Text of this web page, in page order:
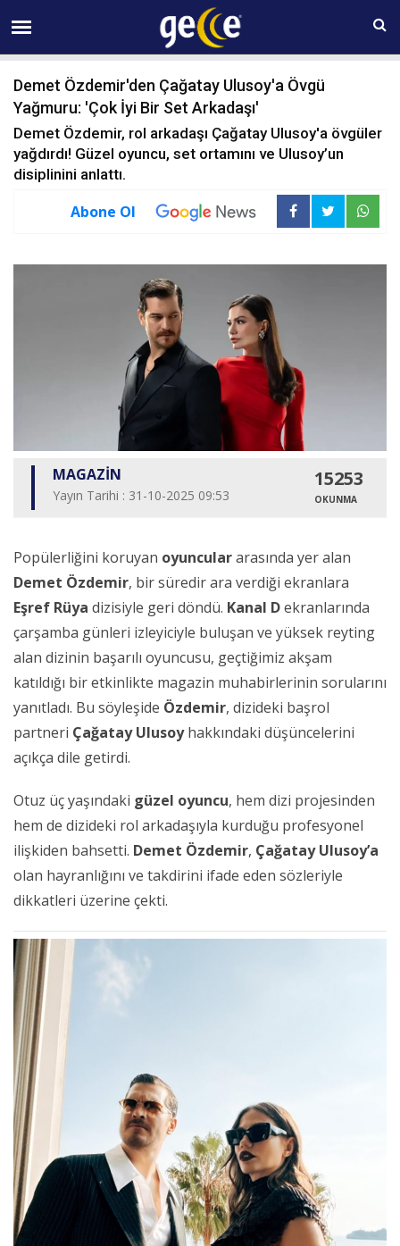
07 AĞUSTOS Cuma 08:45
Demet Özdemir'den Çağatay Ulusoy'a Övgü
Yağmuru: 'Çok İyi Bir Set Arkadaşı'
Demet Özdemir, rol arkadaşı Çağatay Ulusoy'a övgüler
yağdırdı! Güzel oyuncu, set ortamını ve Ulusoy’un
disiplinini anlattı.
Abone Ol
MAGAZİN
Yayın Tarihi : 31-10-2025 09:53
15253
OKUNMA
Popülerliğini koruyan oyunculararasında yer alan
Demet Özdemir, bir süredir ara verdiği ekranlara
Eşref Rüya dizisiyle geri döndü. Kanal Dekranlarında
çarşamba günleri izleyiciyle buluşan ve yüksek reyting
alan dizinin başarılı oyuncusu, geçtiğimiz akşam
katıldığı bir etkinlikte magazin muhabirlerinin sorularını
yanıtladı. Bu söyleşide Özdemir, dizideki başrol
partneri Çağatay Ulusoyhakkındaki düşüncelerini
açıkça dile getirdi.
Otuz üç yaşındaki güzel oyuncu, hem dizi projesinden
hem de dizideki rol arkadaşıyla kurduğu profesyonel
ilişkiden bahsetti. Demet Özdemir, Çağatay Ulusoy’a
olan hayranlığını ve takdirini ifade eden sözleriyle
dikkatleri üzerine çekti.